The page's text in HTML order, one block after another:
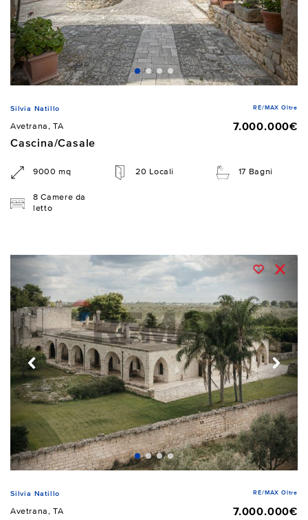
Silvia Natillo RE/MAX Oltre
Avetrana, TA
7.000.000€
Cascina/Casale
9000 mq 20 Locali 17 Bagni
8 Camere da
letto
Silvia Natillo RE/MAX Oltre
Avetrana, TA
7.000.000€